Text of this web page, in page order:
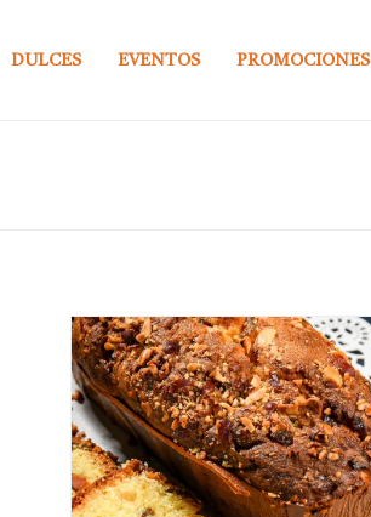
DULCES EVENTOS PROMOCIONES